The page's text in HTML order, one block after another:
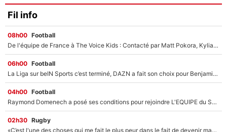
Fil info
08h00 Football
De l'équipe de France à The Voice Kids : Contacté par Matt Pokora, Kylian Mbappé a accepté de jouer un rôle inédit sur TF1 !
06h00 Football
La Liga sur beIN Sports c’est terminé, DAZN a fait son choix pour Benjamin Da Silva et Omar Da Fonseca !
04h00 Football
Raymond Domenech a posé ses conditions pour rejoindre L'EQUIPE du Soir : Il refuse de faire l'émission avec un autre chroniqueur !
02h30 Rugby
«C’est l'une des choses qui me fait le plus peur dans le fait de devenir maman» : En couple avec Antoine Dupont, Iris Mittenaere s'inquiète déjà pour ses futurs enfants !